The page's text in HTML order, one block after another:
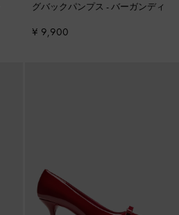
グバックパンプス -バーガンディ
¥ 9,900